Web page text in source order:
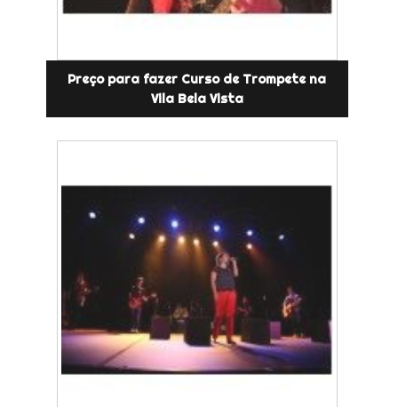
Preço para fazer Curso de Trompete na
Vila Bela Vista